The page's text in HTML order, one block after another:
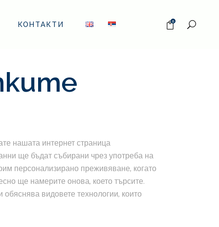
0
КОНТАКТИ
нашата интернет страница
ще бъдат събирани чрез употреба на
персонализирано преживяване, когато
ще намерите онова, което търсите.
видовете технологии, които